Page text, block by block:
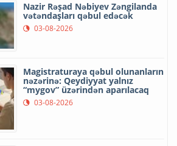
Nazir Rəşad Nəbiyev Zəngilanda
vətəndaşları qəbul edəcək
03-08-2026
Magistraturaya qəbul olunanların
nəzərinə: Qeydiyyat yalnız
“mygov” üzərindən aparılacaq
03-08-2026